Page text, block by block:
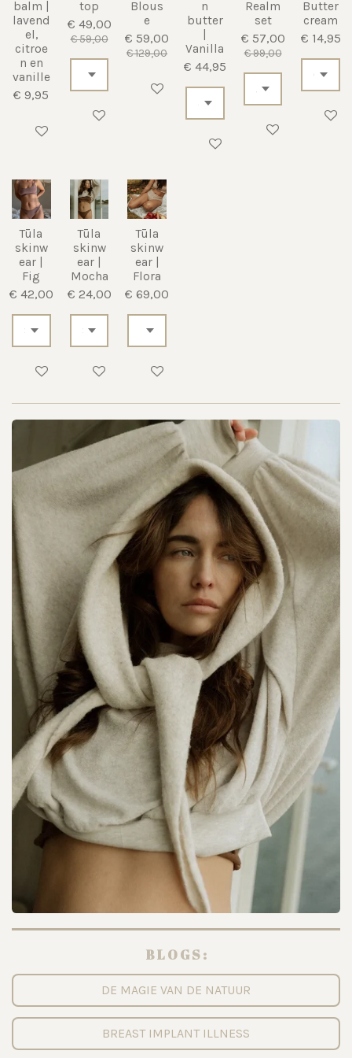
balm |
lavend
el,
citroe
n en
vanille
€ 9,95
Houd mij op de hoogte
top
€ 49,00
€ 59,00
In winkelwagen
Blous
e
€ 59,00
€ 129,00
In winkelwagen
n
butter
Vanilla
€ 44,95
In winkelwagen
Realm
set
€ 57,00
€ 99,00
In winkelwagen
Butter
cream
€ 14,95
Houd
Tūla
skinw
ear |
Fig
€ 42,00
In winkelwagen
Tūla
skinw
ear |
Mocha
€ 24,00
In winkelwagen
Tūla
skinw
ear |
Flora
€ 69,00
In winkelwagen
B L O G S :
DE MAGIE VAN DE NATUUR
BREAST IMPLANT ILLNESS